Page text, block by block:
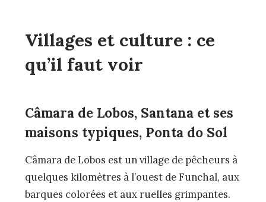
Villages et culture : ce
qu’il faut voir
Câmara de Lobos, Santana et ses
maisons typiques, Ponta do Sol
Câmara de Lobos est un village de pêcheurs à
quelques kilomètres à l’ouest de Funchal, aux
barques colorées et aux ruelles grimpantes.